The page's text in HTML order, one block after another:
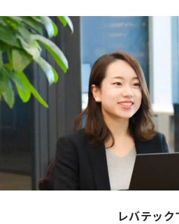
レバテッ